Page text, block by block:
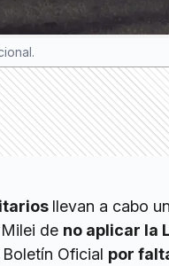
llevan a cabo
de no aplicar la
Oficial por